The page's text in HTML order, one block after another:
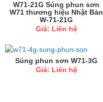
W71-21G Súng phun sơn
W71 thương hiệu Nhật Bản
W-71-21G
Giá: Liên hệ
Súng phun sơn W71-3G
Giá: Liên hệ